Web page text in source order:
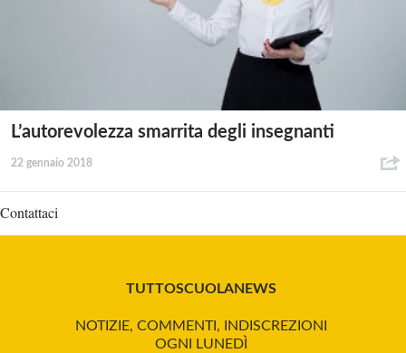
L’autorevolezza smarrita degli insegnanti
22 gennaio 2018
Contattaci
TUTTOSCUOLANEWS
NOTIZIE, COMMENTI, INDISCREZIONI
OGNI LUNEDÌ